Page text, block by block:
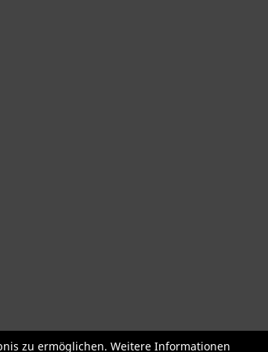
Fahrradzubehör Fahrradteile
zu ermöglichen. Weitere Informationen